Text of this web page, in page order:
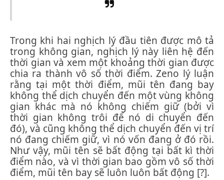
Trong khi hai nghịch lý đầu tiên được mô tả
trong không gian, nghịch lý này liên hệ đến
thời gian và xem một khoảng thời gian được
chia ra thành vô số thời điểm. Zeno lý luận
rằng tại một thời điểm, mũi tên đang bay
không thể dịch chuyển đến một vùng không
gian khác mà nó không chiếm giữ (bởi vì
thời gian không trôi để nó di chuyển đến
đó), và cũng không thể dịch chuyển đến vị trí
nó đang chiếm giữ, vì nó vốn đang ở đó rồi.
Như vậy, mũi tên sẽ bất động tại bất kì thời
điểm nào, và vì thời gian bao gồm vô số thời
điểm, mũi tên bay sẽ luôn luôn bất động [?].